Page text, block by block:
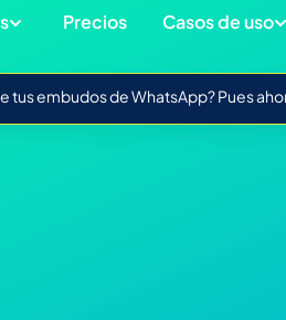
Precios Casos de uso
tus embudos de WhatsApp? Pues